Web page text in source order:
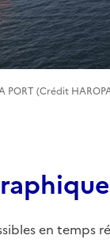
(Crédit
en temps